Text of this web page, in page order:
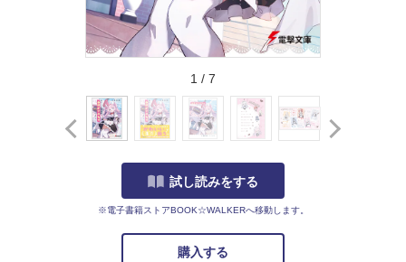
1 / 7
試し読みをする
※電子書籍ストアBOOK☆WALKERへ移動します。
購入する